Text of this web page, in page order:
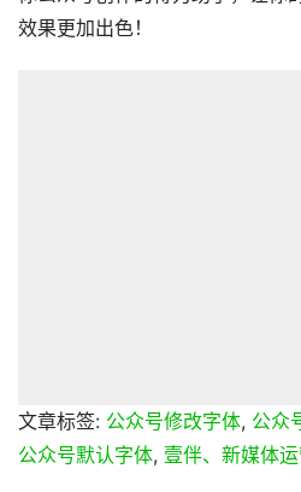
效果更加出色！
文章标签: 公众号修改字体, 公众
公众号默认字体, 壹伴、新媒体